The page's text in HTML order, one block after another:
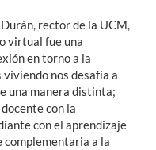
rector de la UCM,
virtual fue una
en torno a la
viviendo nos desafía a
una manera distinta;
con la
con el aprendizaje
a la